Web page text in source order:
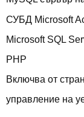
СУБД Microsoft
Microsoft SQL
PHP
Включва от
управление на